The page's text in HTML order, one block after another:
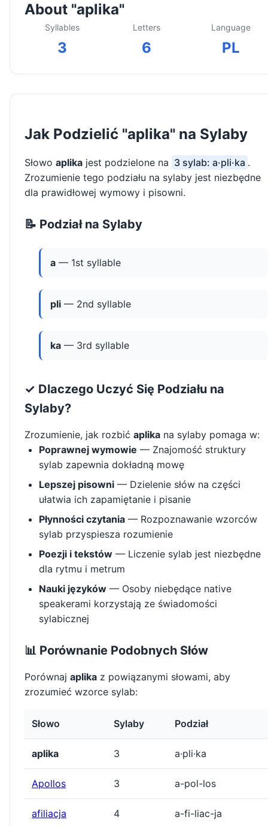
About "aplika"
Syllables
3
Letters
6
Language
PL
Jak Podzielić "aplika" na Sylaby
Słowo aplika jest podzielone na 3 sylab: a·pli·ka .
Zrozumienie tego podziału na sylaby jest niezbędne
dla prawidłowej wymowy i pisowni.
📝 Podział na Sylaby
a — 1st syllable
pli — 2nd syllable
ka — 3rd syllable
✓ Dlaczego Uczyć Się Podziału na
Sylaby?
Zrozumienie, jak rozbić aplika na sylaby pomaga w:
Poprawnej wymowie — Znajomość struktury
sylab zapewnia dokładną mowę
Lepszej pisowni — Dzielenie słów na części
ułatwia ich zapamiętanie i pisanie
Płynności czytania — Rozpoznawanie wzorców
sylab przyspiesza rozumienie
Poezji i tekstów — Liczenie sylab jest niezbędne
dla rytmu i metrum
Nauki języków — Osoby niebędące native
speakerami korzystają ze świadomości
sylabicznej
📊 Porównanie Podobnych Słów
Porównaj aplika z powiązanymi słowami, aby
zrozumieć wzorce sylab:
Słowo Sylaby Podział
aplika 3 a·pli·ka
Apollos 3 a-pol-los
afiliacja 4 a-fi-liac-ja